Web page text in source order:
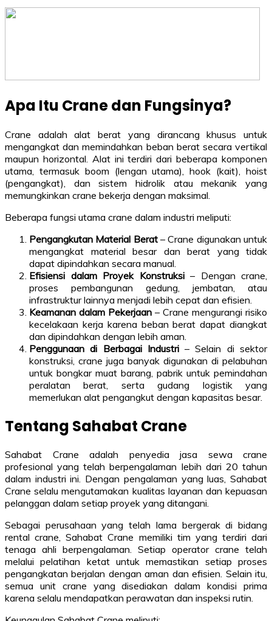
Apa Itu Crane dan Fungsinya?
Crane adalah alat berat yang dirancang khusus untuk
mengangkat dan memindahkan beban berat secara vertikal
maupun horizontal. Alat ini terdiri dari beberapa komponen
utama, termasuk boom (lengan utama), hook (kait), hoist
(pengangkat), dan sistem hidrolik atau mekanik yang
memungkinkan crane bekerja dengan maksimal.
Beberapa fungsi utama crane dalam industri meliputi:
Pengangkutan Material Berat– Crane digunakan untuk
mengangkat material besar dan berat yang tidak
dapat dipindahkan secara manual.
Efisiensi dalam Proyek Konstruksi– Dengan crane,
proses pembangunan gedung, jembatan, atau
infrastruktur lainnya menjadi lebih cepat dan efisien.
Keamanan dalam Pekerjaan – Crane mengurangi risiko
kecelakaan kerja karena beban berat dapat diangkat
dan dipindahkan dengan lebih aman.
Penggunaan di Berbagai Industri– Selain di sektor
konstruksi, crane juga banyak digunakan di pelabuhan
untuk bongkar muat barang, pabrik untuk pemindahan
peralatan berat, serta gudang logistik yang
memerlukan alat pengangkut dengan kapasitas besar.
Tentang Sahabat Crane
Sahabat Crane adalah penyedia jasa sewa crane
profesional yang telah berpengalaman lebih dari 20 tahun
dalam industri ini. Dengan pengalaman yang luas, Sahabat
Crane selalu mengutamakan kualitas layanan dan kepuasan
pelanggan dalam setiap proyek yang ditangani.
Sebagai perusahaan yang telah lama bergerak di bidang
rental crane, Sahabat Crane memiliki tim yang terdiri dari
tenaga ahli berpengalaman. Setiap operator crane telah
melalui pelatihan ketat untuk memastikan setiap proses
pengangkatan berjalan dengan aman dan efisien. Selain itu,
semua unit crane yang disediakan dalam kondisi prima
karena selalu mendapatkan perawatan dan inspeksi rutin.